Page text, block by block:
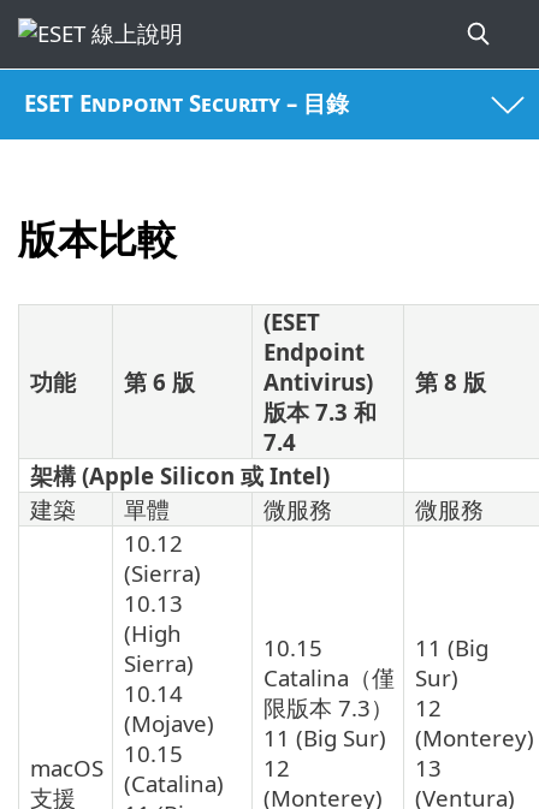
ESET Endpoint Security – 目錄
版本比較
功能 第 6 版
(ESET
Endpoint
Antivirus)
版本 7.3 和
7.4
第 8 版
架構 (Apple Silicon 或 Intel)
建築
單體 微服務 微服務
macOS
支援
10.12
(Sierra)
10.13
(High
Sierra)
10.14
(Mojave)
10.15
(Catalina)
10.15
Catalina（僅
限版本 7.3）
11 (Big Sur)
12
(Monterey)
11 (Big
Sur)
12
(Monterey)
13
(Ventura)